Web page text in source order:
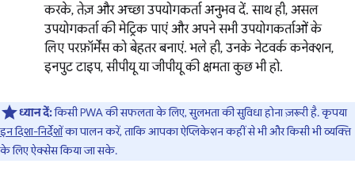
करके, तेज़ और अच्छा उपयोगकर्ता अनुभव दें. साथ ही, असल
उपयोगकर्ता की मेट्रिक पाएं और अपने सभी उपयोगकर्ताओं के
लिए परफ़ॉर्मेंस को बेहतर बनाएं. भले ही, उनके नेटवर्क कनेक्शन,
इनपुट टाइप, सीपीयू या जीपीयू की क्षमता कुछ भी हो.
ध्यान दें:किसी PWA की सफलता के लिए, सुलभता की सुविधा होना ज़रूरी है. कृपया
इन दिशा-निर्देशोंका पालन करें, ताकि आपका ऐप्लिकेशन कहीं से भी और किसी भी व्यक्ति
के लिए ऐक्सेस किया जा सके.